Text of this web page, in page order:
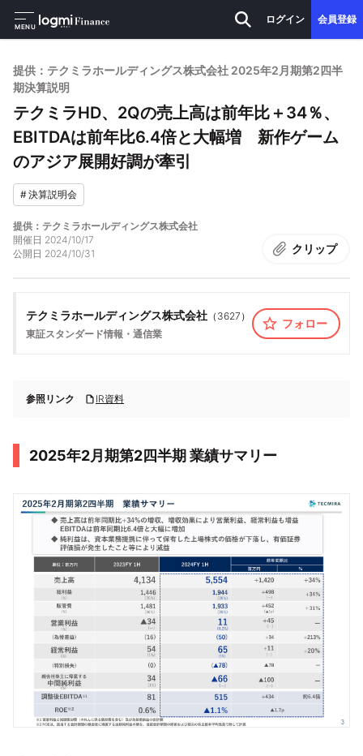
MENU
ログイン 会員登録
提供：テクミラホールディングス株式会社 2025年2月期第2四半
期決算説明
テクミラHD、2Qの売上高は前年比＋34％、
EBITDAは前年比6.4倍と大幅増 新作ゲーム
のアジア展開好調が牽引
#決算説明会
提供：テクミラホールディングス株式会社
開催日 2024/10/17
公開日 2024/10/31 クリップ
テクミラホールディングス株式会社 （ 3627 ）
東証スタンダード情報・通信業
フォロー
参照リンク IR資料
2025年2月期第2四半期 業績サマリー